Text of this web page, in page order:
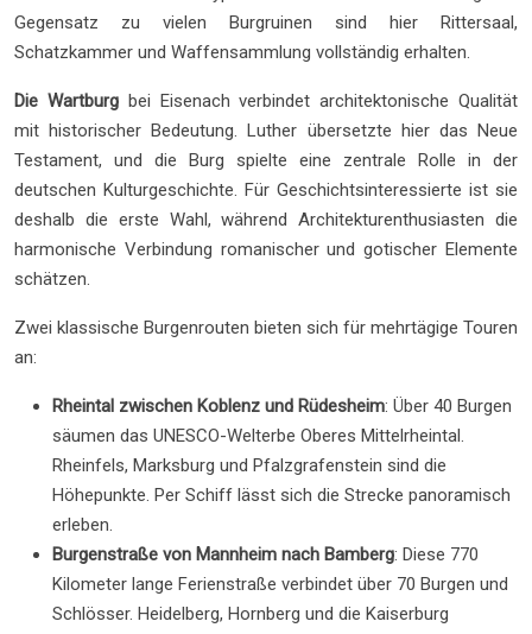
Gegensatz zu vielen Burgruinen sind hier Rittersaal,
Schatzkammer und Waffensammlung vollständig erhalten.
Die Wartburgbei Eisenach verbindet architektonische Qualität
mit historischer Bedeutung. Luther übersetzte hier das Neue
Testament, und die Burg spielte eine zentrale Rolle in der
deutschen Kulturgeschichte. Für Geschichtsinteressierte ist sie
deshalb die erste Wahl, während Architekturenthusiasten die
harmonische Verbindung romanischer und gotischer Elemente
schätzen.
Zwei klassische Burgenrouten bieten sich für mehrtägige Touren
an:
Rheintal zwischen Koblenz und Rüdesheim: Über 40 Burgen
säumen das UNESCO-Welterbe Oberes Mittelrheintal.
Rheinfels, Marksburg und Pfalzgrafenstein sind die
Höhepunkte. Per Schiff lässt sich die Strecke panoramisch
erleben.
Burgenstraße von Mannheim nach Bamberg: Diese 770
Kilometer lange Ferienstraße verbindet über 70 Burgen und
Schlösser. Heidelberg, Hornberg und die Kaiserburg